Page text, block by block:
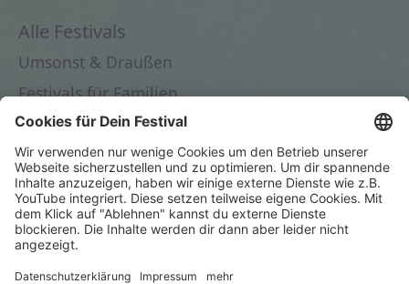
Alle Festivals
Umsonst & Draußen
Festivals für Familien
Festivals in Deutschland
Festivals 2026
Dein Festival
Festival eintragen